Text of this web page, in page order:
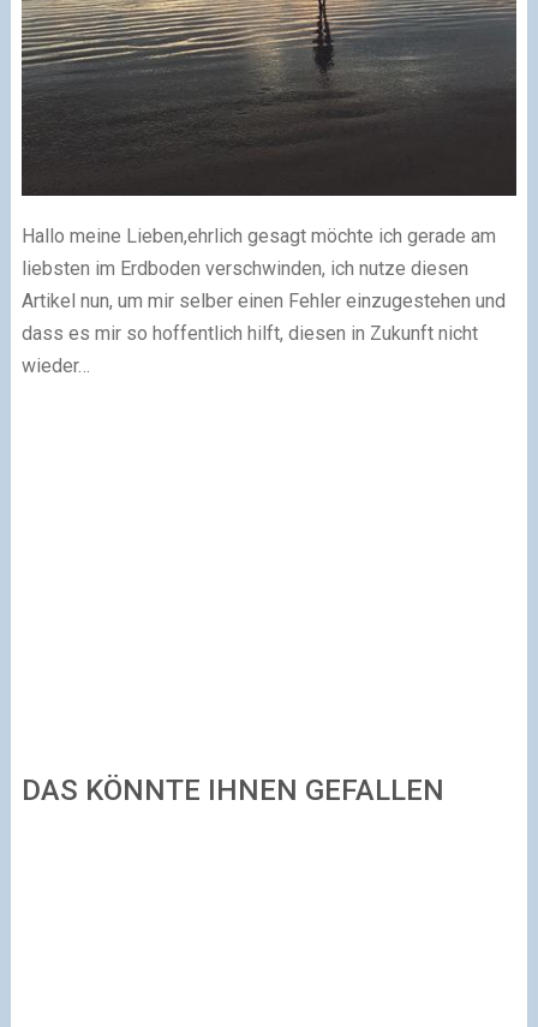
Hallo meine Lieben,ehrlich gesagt möchte ich gerade am
liebsten im Erdboden verschwinden, ich nutze diesen
Artikel nun, um mir selber einen Fehler einzugestehen und
dass es mir so hoffentlich hilft, diesen in Zukunft nicht
wieder…
DAS KÖNNTE IHNEN GEFALLEN